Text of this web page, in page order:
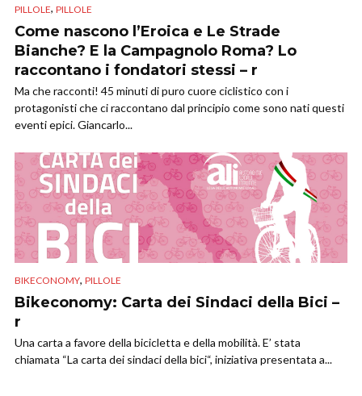
PILLOLE, PILLOLE
Come nascono l’Eroica e Le Strade
Bianche? E la Campagnolo Roma? Lo
raccontano i fondatori stessi – r
Ma che racconti! 45 minuti di puro cuore ciclistico con i
protagonisti che ci raccontano dal principio come sono nati questi
eventi epici. Giancarlo...
BIKECONOMY, PILLOLE
Bikeconomy: Carta dei Sindaci della Bici –
r
Una carta a favore della bicicletta e della mobilità. E’ stata
chiamata “La carta dei sindaci della bici“, iniziativa presentata a...